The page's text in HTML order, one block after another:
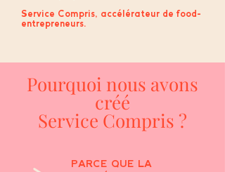
Service Compris, accélérateur de food-
entrepreneurs.
Pourquoi nous avons
créé
Service Compris ?
PARCE QUE LA